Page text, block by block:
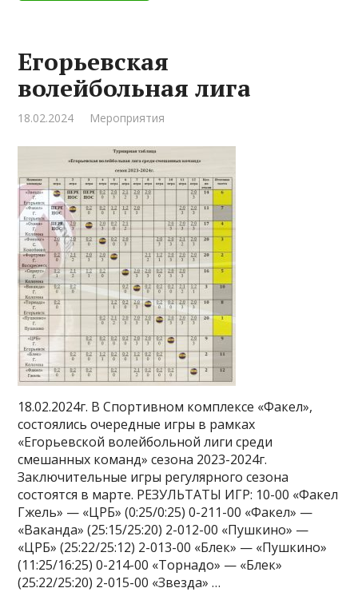
Егорьевская
волейбольная лига
18.02.2024 Мероприятия
18.02.2024г. В Спортивном комплексе «Факел»,
состоялись очередные игры в рамках
«Егорьевской волейбольной лиги среди
смешанных команд» сезона 2023-2024г.
Заключительные игры регулярного сезона
состоятся в марте. РЕЗУЛЬТАТЫ ИГР: 10-00 «Факел
Гжель» — «ЦРБ» (0:25/0:25) 0-211-00 «Факел» —
«Ваканда» (25:15/25:20) 2-012-00 «Пушкино» —
«ЦРБ» (25:22/25:12) 2-013-00 «Блек» — «Пушкино»
(11:25/16:25) 0-214-00 «Торнадо» — «Блек»
(25:22/25:20) 2-015-00 «Звезда» …